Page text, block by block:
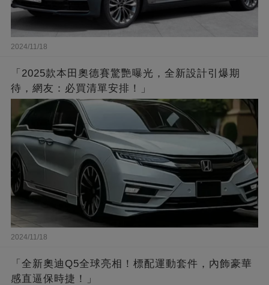
2024/11/18
「2025款本田奧德賽驚艷曝光，全新設計引爆期
待，網友：必買清單安排！」
2024/11/18
「全新奧迪Q5全球亮相！標配運動套件，內飾豪華
感直逼保時捷！」